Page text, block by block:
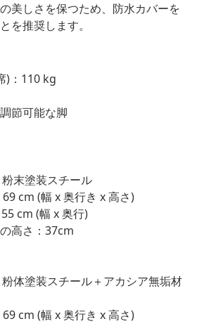
美しさを保つため、防水カバーを
を推奨します。
)：110 kg
節可能な脚
末塗装スチール
cm (幅 x 奥行き x 高さ)
cm (幅 x 奥行)
高さ：37cm
体塗装スチール＋アカシア無垢材
cm (幅 x 奥行き x 高さ)